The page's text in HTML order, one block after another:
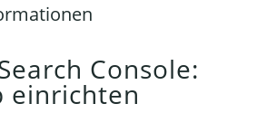
Console:
einrichten